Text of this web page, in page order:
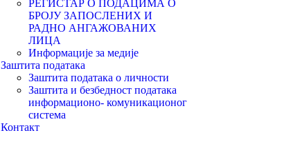
РЕГИСТАР О ПОДАЦИМА О
БРОЈУ ЗАПОСЛЕНИХ И
РАДНО АНГАЖОВАНИХ
ЛИЦА
Информације за медије
Заштита података
Заштита података о личности
Заштита и безбедност података
информационо- комуникационог
система
Контакт